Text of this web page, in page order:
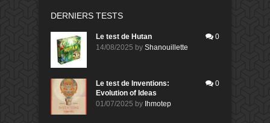
DERNIERS TESTS
Le test de Hutan
14/08/2025 by Shanouillette
0
Le test de Inventions:
Evolution of Ideas
01/07/2025 by Ihmotep
0